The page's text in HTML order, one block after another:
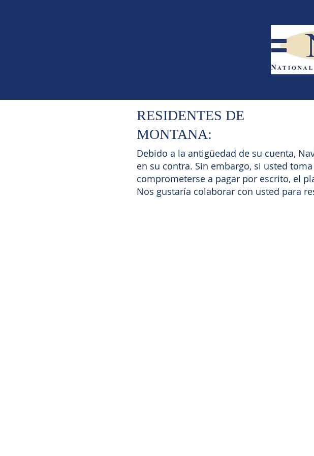
RESIDENTES DE
MONTANA:
Debido a la antigüedad de su cuenta,
en su contra. Sin embargo, si usted
comprometerse a pagar por escrito, el
Nos gustaría colaborar con usted para